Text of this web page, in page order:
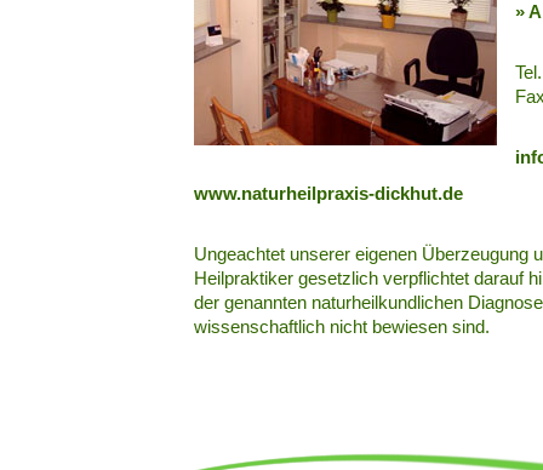
»
www.naturheilpraxis-dickhut.de
Ungeachtet unserer eigenen Überzeugung
Heilpraktiker gesetzlich verpflichtet darauf
der genannten naturheilkundlichen
wissenschaftlich nicht bewiesen sind.